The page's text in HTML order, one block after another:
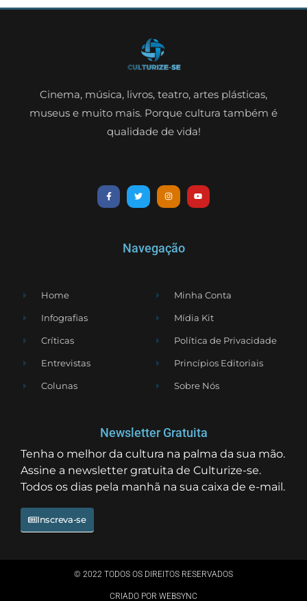
Cinema, música, livros, teatro, artes plásticas,
museus e muito mais. Porque cultura também é
qualidade de vida!
Navegação
Home
Infografias
Críticas
Entrevistas
Colunas
Minha Conta
Mídia Kit
Política de Privacidade
Princípios Editoriais
Sobre Nós
Newsletter Gratuita
Tenha o melhor da cultura na palma da sua mão.
Assine a newsletter gratuita de Culturize-se.
Todos os dias pela manhã na sua caixa de e-mail.
Inscreva-se
© 2022 TODOS OS DIREITOS RESERVADOS
CRIADO POR WEBSYNC